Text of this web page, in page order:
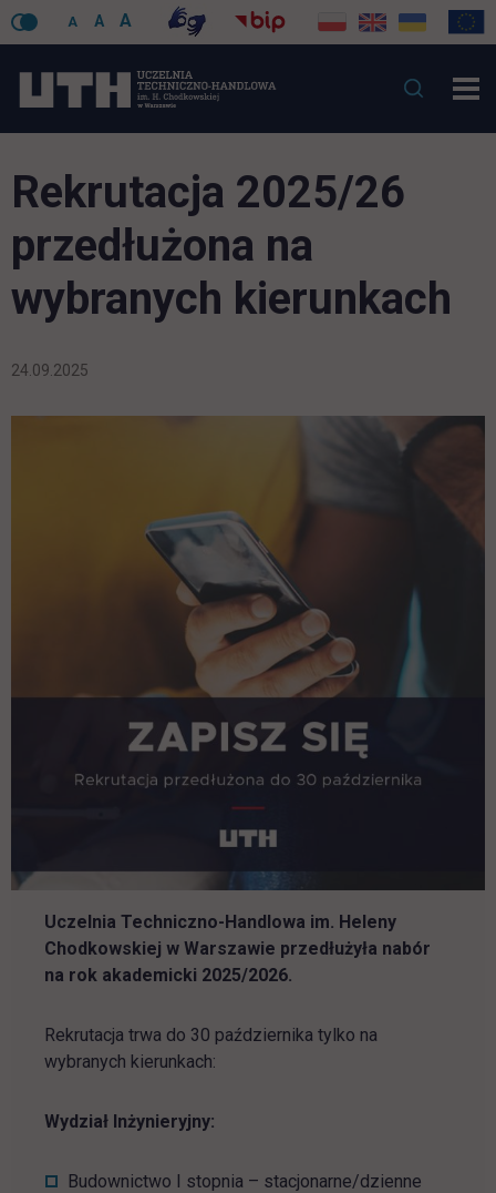
A A A
Rekrutacja 2025/26
przedłużona na
wybranych kierunkach
24.09.2025
Uczelnia Techniczno-Handlowa im. Heleny
Chodkowskiej w Warszawie przedłużyła nabór
na rok akademicki 2025/2026.
Rekrutacja trwa do 30 października tylko na
wybranych kierunkach:
Wydział Inżynieryjny:
Budownictwo I stopnia – stacjonarne/dzienne